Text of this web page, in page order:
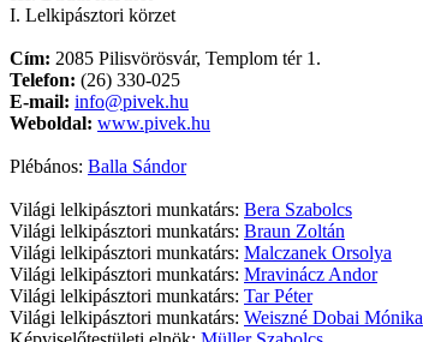
I. Lelkipásztori körzet
Cím: 2085 Pilisvörösvár, Templom tér 1.
Telefon: (26) 330-025
E-mail: info@pivek.hu
Weboldal: www.pivek.hu
Plébános: Balla Sándor
Világi lelkipásztori munkatárs: Bera Szabolcs
Világi lelkipásztori munkatárs: Braun Zoltán
Világi lelkipásztori munkatárs: Malczanek Orsolya
Világi lelkipásztori munkatárs: Mravinácz Andor
Világi lelkipásztori munkatárs: Tar Péter
Világi lelkipásztori munkatárs: Weiszné Dobai Mónika